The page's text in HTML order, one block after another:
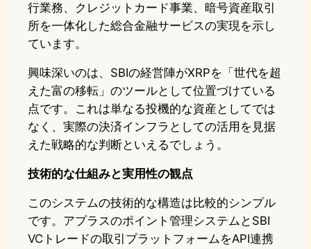
行業務、クレジットカード事業、暗号資産取引
所を一体化した総合金融サービスの実現を示し
ています。
興味深いのは、SBIの経営陣がXRPを「世代を超
えた富の移転」のツールとして位置づけている
点です。これは単なる投機的な資産としてでは
なく、実際の決済インフラとしての活用を見据
えた戦略的な判断といえるでしょう。
技術的な仕組みと実用性の観点
このシステムの技術的な構造は比較的シンプル
です。アプラスのポイント管理システムとSBI
VCトレードの取引プラットフォームをAPI連携